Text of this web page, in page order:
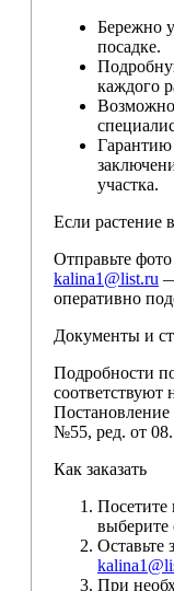
Бережно
посадке.
каждого
участка.
Если растение
Отправьте
kalina1@list.ru
оперативно
Документы и
Подробности
№55, ред. от
Как заказать
выберите
Оставьте
При